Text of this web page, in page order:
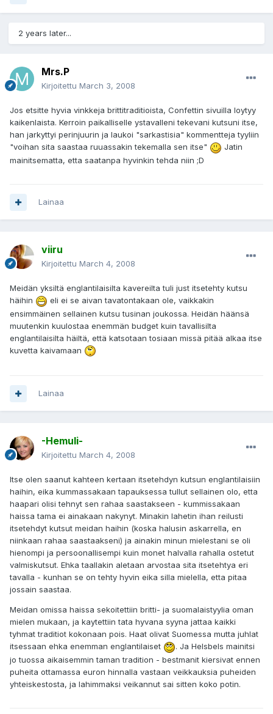
2 years later...
Mrs.P
Kirjoitettu March 3, 2008
Jos etsitte hyvia vinkkeja brittitraditioista, Confettin sivuilla loytyy
kaikenlaista. Kerroin paikalliselle ystavalleni tekevani kutsuni itse,
han jarkyttyi perinjuurin ja laukoi "sarkastisia" kommentteja tyyliin
"voihan sita saastaa ruuassakin tekemalla sen itse"
Jatin
mainitsematta, etta saatanpa hyvinkin tehda niin ;D
Lainaa
viiru
Kirjoitettu March 4, 2008
Meidän yksiltä englantilaisilta kavereilta tuli just itsetehty kutsu
häihin
eli ei se aivan tavatontakaan ole, vaikkakin
ensimmäinen sellainen kutsu tusinan joukossa. Heidän häänsä
muutenkin kuulostaa enemmän budget kuin tavallisilta
englantilaisilta häiltä, että katsotaan tosiaan missä pitää alkaa itse
kuvetta kaivamaan
Lainaa
-Hemuli-
Kirjoitettu March 4, 2008
Itse olen saanut kahteen kertaan itsetehdyn kutsun englantilaisiin
haihin, eika kummassakaan tapauksessa tullut sellainen olo, etta
haapari olisi tehnyt sen rahaa saastakseen - kummissakaan
haissa tama ei ainakaan nakynyt. Minakin lahetin ihan reilusti
itsetehdyt kutsut meidan haihin (koska halusin askarrella, en
niinkaan rahaa saastaakseni) ja ainakin minun mielestani se oli
hienompi ja persoonallisempi kuin monet halvalla rahalla ostetut
valmiskutsut. Ehka taallakin aletaan arvostaa sita itsetehtya eri
tavalla - kunhan se on tehty hyvin eika silla mielella, etta pitaa
jossain saastaa.
Meidan omissa haissa sekoitettiin britti- ja suomalaistyylia oman
mielen mukaan, ja kaytettiin tata hyvana syyna jattaa kaikki
tyhmat traditiot kokonaan pois. Haat olivat Suomessa mutta juhlat
itsessaan ehka enemman englantilaiset
. Ja Helsbels mainitsi
jo tuossa aikaisemmin taman tradition - bestmanit kiersivat ennen
puheita ottamassa euron hinnalla vastaan veikkauksia puheiden
yhteiskestosta, ja lahimmaksi veikannut sai sitten koko potin.